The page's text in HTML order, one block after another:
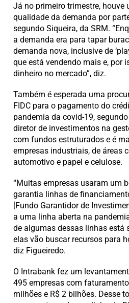
Já no primeiro trimestre, houve
qualidade da demanda por
segundo Siqueira, da SRM.
a demanda era para tapar
demanda nova, inclusive de
que está vendendo mais e, por
dinheiro no mercado”, diz.
Também é esperada uma
FIDC para o pagamento do
pandemia da covid-19,
diretor de investimentos na
com fundos estruturados e é
empresas industriais, de áreas
automotivo e papel e celulose.
“Muitas empresas usaram um
garantia linhas de
[Fundo Garantidor de
a uma linha aberta na
de algumas dessas linhas está
elas vão buscar recursos para
diz Figueiredo.
O Intrabank fez um
495 empresas com
milhões e R$ 2 bilhões. Desse